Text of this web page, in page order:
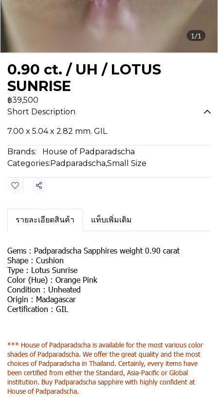
1/1
0.90 ct. / UH / LOTUS
SUNRISE
฿39,500
Short Description
7.00 x 5.04 x 2.82 mm. GIL
Brands:
House of Padparadscha
Categories:Padparadscha,Small Size
Share
รายละเอียดสินค้า แท็บเพิ่มเติม
Gems : Padparadscha Sapphires weight 0.90 carat
Shape : Cushion
Type : Lotus Sunrise
Color (Hue) : Orange Pink
Condition : Unheated
Origin : Madagascar
Certification : GIL
*** House of Padparadscha is available for the most various color
shades of Padparadscha. We offer the great quality and the most
choices of Padparadscha in Thailand. Certainly, every items have
been certified from either the Standard, Asia-Pacific or Global
institution. Buy Padparadscha sapphire with highly confident at
House of Padparadscha.